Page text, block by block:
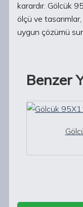
karardır. Gölcük
ölçü ve
uygun çözümü
Benzer